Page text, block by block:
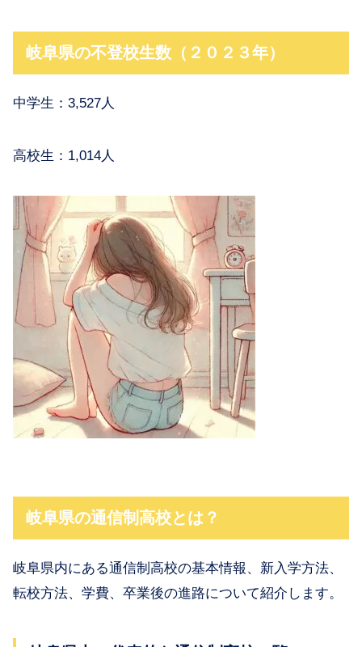
岐阜県の不登校生数（２０２３年）
中学生：3,527人
高校生：1,014人
岐阜県の通信制高校とは？
岐阜県内にある通信制高校の基本情報、新入学方法、
転校方法、学費、卒業後の進路について紹介します。